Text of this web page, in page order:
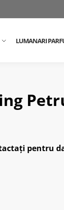
LUMANARI
pentru